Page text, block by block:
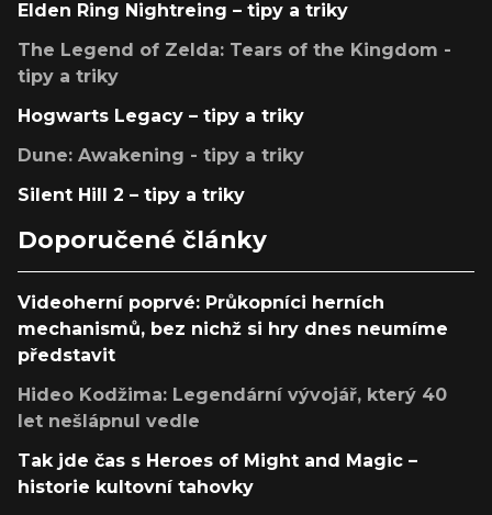
Elden Ring Nightreing – tipy a triky
The Legend of Zelda: Tears of the Kingdom -
tipy a triky
Hogwarts Legacy – tipy a triky
Dune: Awakening - tipy a triky
Silent Hill 2 – tipy a triky
Doporučené články
Videoherní poprvé: Průkopníci herních
mechanismů, bez nichž si hry dnes neumíme
představit
Hideo Kodžima: Legendární vývojář, který 40
let nešlápnul vedle
Tak jde čas s Heroes of Might and Magic –
historie kultovní tahovky